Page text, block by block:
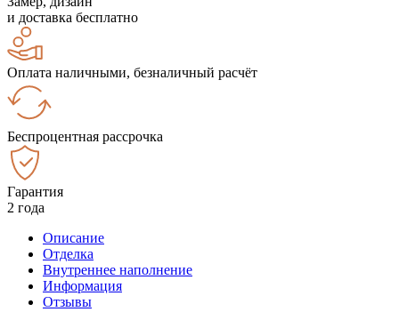
и доставка бесплатно
Оплата наличными, безналичный расчёт
Беспроцентная рассрочка
Гарантия
2 года
Описание
Отделка
Внутреннее наполнение
Информация
Отзывы